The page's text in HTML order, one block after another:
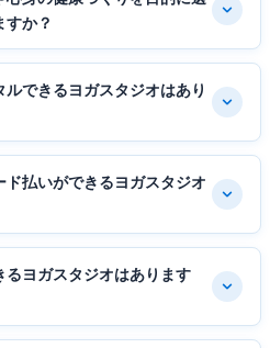
すか？
できるヨガスタジオはあり
払いができるヨガスタジオ
ヨガスタジオはあります